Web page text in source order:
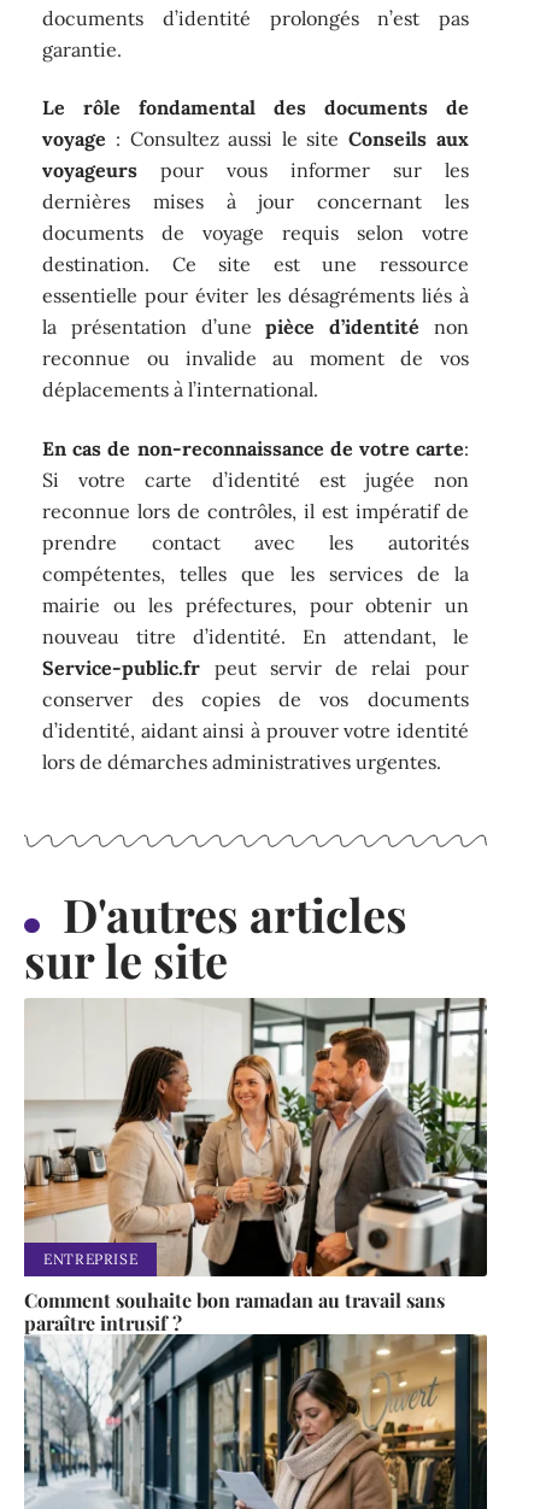
documents d’identité prolongés n’est pas
garantie.
Le rôle fondamental des documents de
voyage : Consultez aussi le siteConseils aux
voyageurs pour vous informer sur les
dernières mises à jour concernant les
documents de voyage requis selon votre
destination. Ce site est une ressource
essentielle pour éviter les désagréments liés à
la présentation d’unepièce d’identité non
reconnue ou invalide au moment de vos
déplacements à l’international.
En cas de non-reconnaissance de votre carte:
Si votre carte d’identité est jugée non
reconnue lors de contrôles, il est impératif de
prendre contact avec les autorités
compétentes, telles que les services de la
mairie ou les préfectures, pour obtenir un
nouveau titre d’identité. En attendant, le
Service-public.fr peut servir de relai pour
conserver des copies de vos documents
d’identité, aidant ainsi à prouver votre identité
lors de démarches administratives urgentes.
D'autres articles
sur le site
ENTREPRISE
Comment souhaite bon ramadan au travail sans
paraître intrusif ?